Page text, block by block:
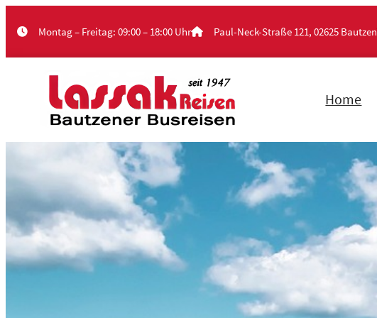
Inhalt
springen
Montag – Freitag: 09:00 – 18:00 Uhr Paul-Neck-Straße 121, 02625 Bautzen
Home